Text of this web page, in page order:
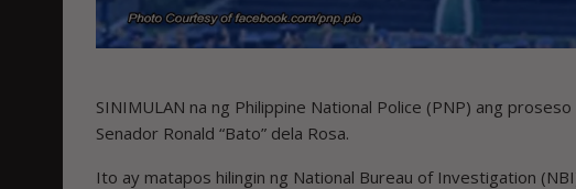
SINIMULAN na ng Philippine National Police (PNP) ang
Senador Ronald “Bato” dela Rosa.
Ito ay matapos hilingin ng National Bureau of Investigation